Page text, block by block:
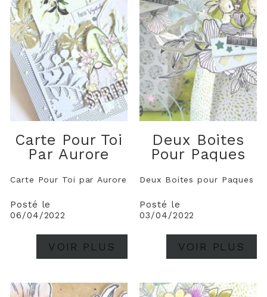
Carte Pour Toi
Par Aurore
Carte Pour Toi par Aurore
Posté le
06/04/2022
VOIR PLUS
Deux Boites
Pour Paques
Deux Boites pour Paques
Posté le
03/04/2022
VOIR PLUS